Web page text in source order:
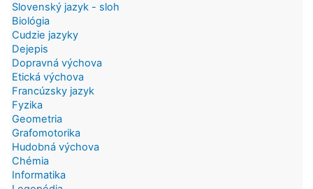
Slovenský jazyk - sloh
Biológia
Cudzie jazyky
Dejepis
Dopravná výchova
Etická výchova
Francúzsky jazyk
Fyzika
Geometria
Grafomotorika
Hudobná výchova
Chémia
Informatika